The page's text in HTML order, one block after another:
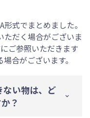
式でまとめました。
ただく場合がございま
ご参照いただきます
合がございます。
ない物は、ど
？